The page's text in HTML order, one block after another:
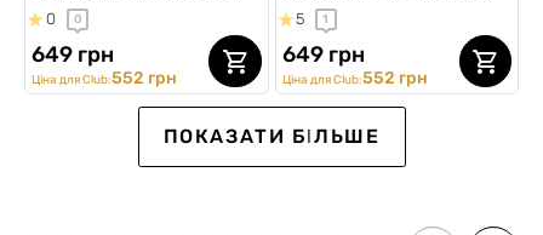
w/fly, Black Series,
графітовий
0 0
649 грн
Ціна для Club:552 грн
w/fly, Black Series, темно-
синій
5 1
649 грн
Ціна для Club:552 грн
NEW Collection
Sport
ПОКАЗАТИ БІЛЬШЕ